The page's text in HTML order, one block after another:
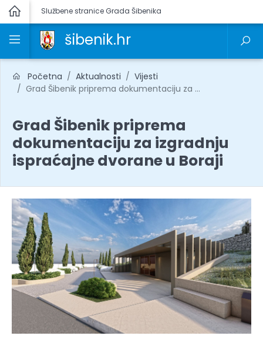
Službene stranice Grada Šibenika
šibenik.hr
Početna Aktualnosti
Vijesti
Grad Šibenik priprema dokumentaciju za ...
Grad Šibenik priprema
dokumentaciju za izgradnju
ispraćajne dvorane u Boraji